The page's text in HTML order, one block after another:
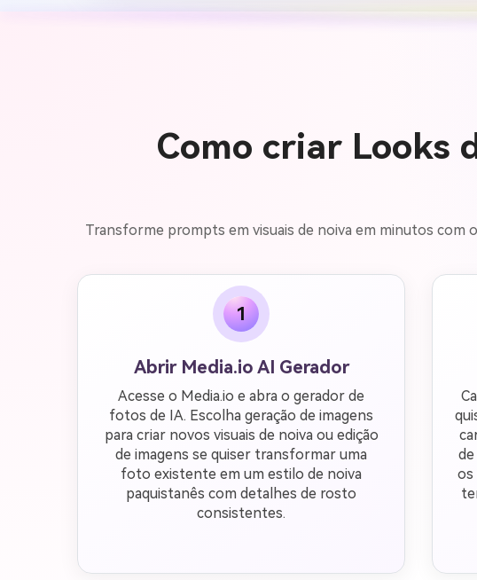
Como criar Looks
Transforme prompts em visuais de noiva em minutos com
1
Abrir Media.io AI Gerador
Acesse o Media.io e abra o gerador de
fotos de IA. Escolha geração de imagens
para criar novos visuais de noiva ou edição
de imagens se quiser transformar uma
foto existente em um estilo de noiva
paquistanês com detalhes de rosto
consistentes.
os